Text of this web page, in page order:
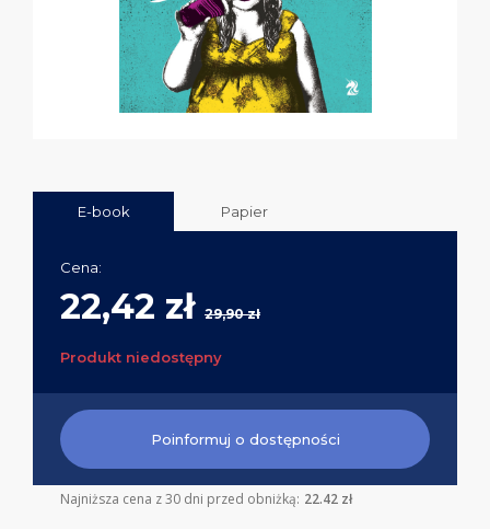
E-book Papier
Cena:
22,42 zł 29,90 zł
Produkt niedostępny
Poinformuj o dostępności
Najniższa cena z 30 dni przed obniżką: 22.42 zł